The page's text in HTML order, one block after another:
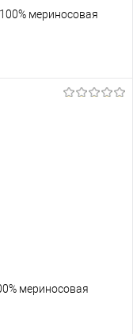
мериносовая
мериносовая